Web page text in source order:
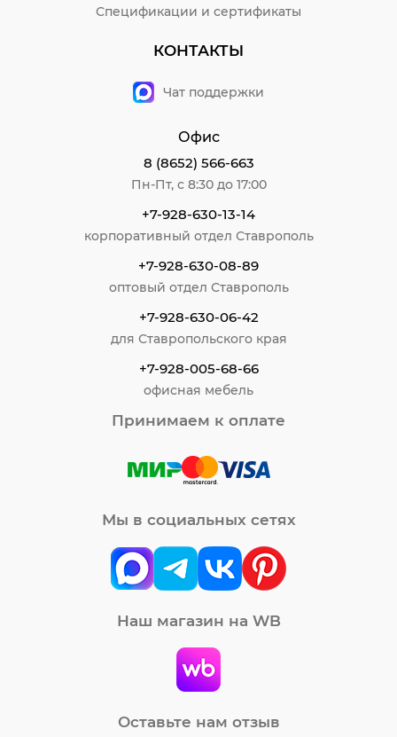
Спецификации и сертификаты
КОНТАКТЫ
Чат поддержки
Офис
8 (8652) 566-663
Пн-Пт, с 8:30 до 17:00
+7-928-630-13-14
корпоративный отдел Ставрополь
+7-928-630-08-89
оптовый отдел Ставрополь
+7-928-630-06-42
для Ставропольского края
+7-928-005-68-66
офисная мебель
Принимаем к оплате
Мы в социальных сетях
Наш магазин на WB
Оставьте нам отзыв